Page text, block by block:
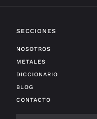
SECCIONES
NOSOTROS
METALES
DICCIONARIO
BLOG
CONTACTO